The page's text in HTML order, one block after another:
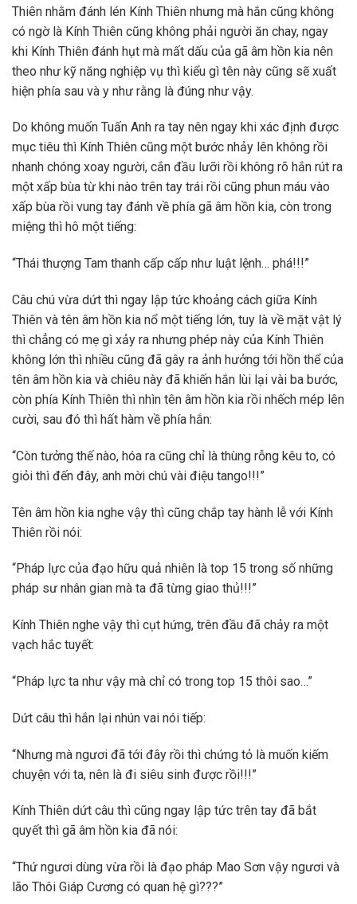
Thiên nhằm đánh lén Kính Thiên nhưng mà hắn cũng không
có ngờ là Kính Thiên cũng không phải người ăn chay, ngay
khi Kính Thiên đánh hụt mà mất dấu của gã âm hồn kia nên
theo như kỹ năng nghiệp vụ thì kiểu gì tên này cũng sẽ xuất
hiện phía sau và y như rằng là đúng như vậy.
Do không muốn Tuấn Anh ra tay nên ngay khi xác định được
mục tiêu thì Kính Thiên cũng một bước nhảy lên không rồi
nhanh chóng xoay người, cắn đầu lưỡi rồi không rõ hắn rút ra
một xấp bùa từ khi nào trên tay trái rồi cũng phun máu vào
xấp bùa rồi vung tay đánh về phía gã âm hồn kia, còn trong
miệng thì hô một tiếng:
“Thái thượng Tam thanh cấp cấp như luật lệnh… phá!!!”
Câu chú vừa dứt thì ngay lập tức khoảng cách giữa Kính
Thiên và tên âm hồn kia nổ một tiếng lớn, tuy là về mặt vật lý
thì chẳng có mẹ gì xảy ra nhưng phép này của Kính Thiên
không lớn thì nhiều cũng đã gây ra ảnh hưởng tới hồn thể của
tên âm hồn kia và chiêu này đã khiến hắn lùi lại vài ba bước,
còn phía Kính Thiên thì nhìn tên âm hồn kia rồi nhếch mép lên
cười, sau đó thì hất hàm về phía hắn:
“Còn tưởng thế nào, hóa ra cũng chỉ là thùng rỗng kêu to, có
giỏi thì đến đây, anh mời chú vài điệu tango!!!”
Tên âm hồn kia nghe vậy thì cũng chắp tay hành lễ với Kính
Thiên rồi nói:
“Pháp lực của đạo hữu quả nhiên là top 15 trong số những
pháp sư nhân gian mà ta đã từng giao thủ!!!”
Kính Thiên nghe vậy thì cụt hứng, trên đầu đã chảy ra một
vạch hắc tuyết:
“Pháp lực ta như vậy mà chỉ có trong top 15 thôi sao…”
Dứt câu thì hắn lại nhún vai nói tiếp:
“Nhưng mà ngươi đã tới đây rồi thì chứng tỏ là muốn kiếm
chuyện với ta, nên là đi siêu sinh được rồi!!!”
Kính Thiên dứt câu thì cũng ngay lập tức trên tay đã bắt
quyết thì gã âm hồn kia đã nói:
“Thứ ngươi dùng vừa rồi là đạo pháp Mao Sơn vậy ngươi và
lão Thôi Giáp Cương có quan hệ gì???”